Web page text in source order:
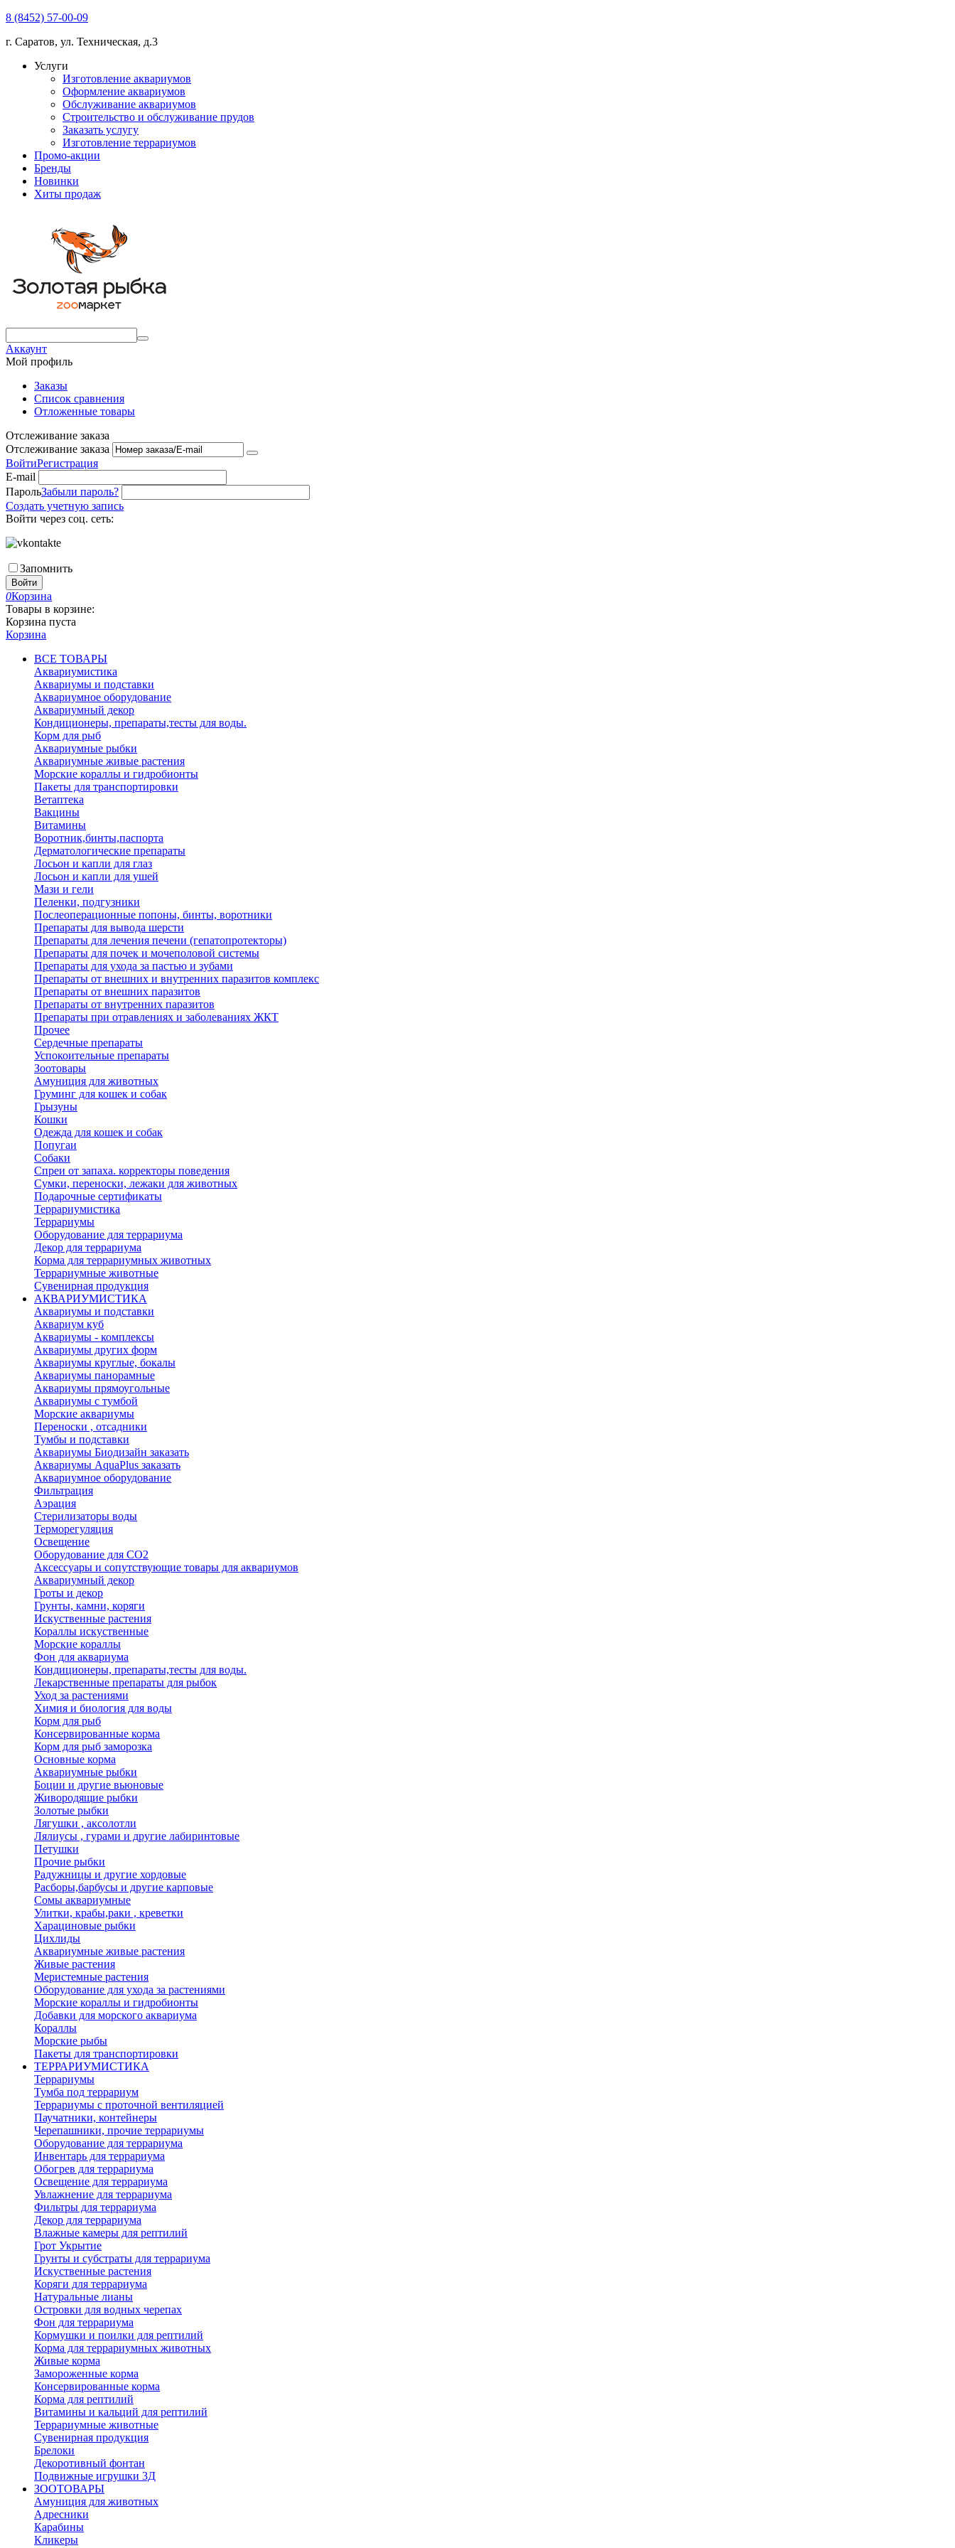
8 (8452) 57-00-09
г. Саратов, ул. Техническая, д.3
Услуги
Изготовление аквариумов
Оформление аквариумов
Обслуживание аквариумов
Строительство и обслуживание прудов
Заказать услугу
Изготовление террариумов
Промо-акции
Бренды
Новинки
Хиты продаж
Аккаунт
Мой профиль
Заказы
Список сравнения
Отложенные товары
Отслеживание заказа
Отслеживание заказа
ВойтиРегистрация
E-mail
ПарольЗабыли пароль?
Создать учетную запись
Войти через соц. сеть:
Запомнить
Войти
0Корзина
Товары в корзине:
Корзина пуста
Корзина
ВСЕ ТОВАРЫ
Аквариумистика
Аквариумы и подставки
Аквариумное оборудование
Аквариумный декор
Кондиционеры, препараты,тесты для воды.
Корм для рыб
Аквариумные рыбки
Аквариумные живые растения
Морские кораллы и гидробионты
Пакеты для транспортировки
Ветаптека
Вакцины
Витамины
Воротник,бинты,паспорта
Дерматологические препараты
Лосьон и капли для глаз
Лосьон и капли для ушей
Мази и гели
Пеленки, подгузники
Послеоперационные попоны, бинты, воротники
Препараты для вывода шерсти
Препараты для лечения печени (гепатопротекторы)
Препараты для почек и мочеполовой системы
Препараты для ухода за пастью и зубами
Препараты от внешних и внутренних паразитов комплекс
Препараты от внешних паразитов
Препараты от внутренних паразитов
Препараты при отравлениях и заболеваниях ЖКТ
Прочее
Сердечные препараты
Успокоительные препараты
Зоотовары
Амуниция для животных
Груминг для кошек и собак
Грызуны
Кошки
Одежда для кошек и собак
Попугаи
Собаки
Спреи от запаха. корректоры поведения
Сумки, переноски, лежаки для животных
Подарочные сертификаты
Террариумистика
Террариумы
Оборудование для террариума
Декор для террариума
Корма для террариумных животных
Террариумные животные
Сувенирная продукция
АКВАРИУМИСТИКА
Аквариумы и подставки
Аквариум куб
Аквариумы - комплексы
Аквариумы других форм
Аквариумы круглые, бокалы
Аквариумы панорамные
Аквариумы прямоугольные
Аквариумы с тумбой
Морские аквариумы
Переноски , отсадники
Тумбы и подставки
Аквариумы Биодизайн заказать
Аквариумы AquaPlus заказать
Аквариумное оборудование
Фильтрация
Аэрация
Стерилизаторы воды
Терморегуляция
Освещение
Оборудование для CO2
Аксессуары и сопутствующие товары для аквариумов
Аквариумный декор
Гроты и декор
Грунты, камни, коряги
Искуственные растения
Кораллы искуственные
Морские кораллы
Фон для аквариума
Кондиционеры, препараты,тесты для воды.
Лекарственные препараты для рыбок
Уход за растениями
Химия и биология для воды
Корм для рыб
Консервированные корма
Корм для рыб заморозка
Основные корма
Аквариумные рыбки
Боции и другие вьюновые
Живородящие рыбки
Золотые рыбки
Лягушки , аксолотли
Лялиусы , гурами и другие лабиринтовые
Петушки
Прочие рыбки
Радужницы и другие хордовые
Расборы,барбусы и другие карповые
Сомы аквариумные
Улитки, крабы,раки , креветки
Харациновые рыбки
Цихлиды
Аквариумные живые растения
Живые растения
Меристемные растения
Оборудование для ухода за растениями
Морские кораллы и гидробионты
Добавки для морского аквариума
Кораллы
Морские рыбы
Пакеты для транспортировки
ТЕРРАРИУМИСТИКА
Террариумы
Тумба под террариум
Террариумы с проточной вентиляцией
Паучатники, контейнеры
Черепашники, прочие террариумы
Оборудование для террариума
Инвентарь для террариума
Обогрев для террариума
Освещение для террариума
Увлажнение для террариума
Фильтры для террариума
Декор для террариума
Влажные камеры для рептилий
Грот Укрытие
Грунты и субстраты для террариума
Искуственные растения
Коряги для террариума
Натуральные лианы
Островки для водных черепах
Фон для террариума
Кормушки и поилки для рептилий
Корма для террариумных животных
Живые корма
Замороженные корма
Консервированные корма
Корма для рептилий
Витамины и кальций для рептилий
Террариумные животные
Сувенирная продукция
Брелоки
Декоротивный фонтан
Подвижные игрушки 3Д
ЗООТОВАРЫ
Амуниция для животных
Адресники
Карабины
Кликеры